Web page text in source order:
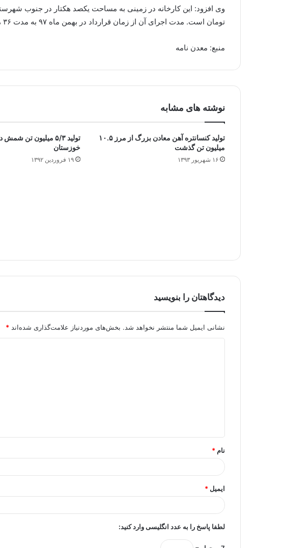
تومان است. مدت اجرای آن از زمان قرارداد در بهمن ماه ۹۷ به مدت ۳۶ ماه برآورد شده است.
منبع: معدن نامه
نوشته های مشابه
تولید کنسانتره آهن معادن بزرگ از مرز ۱۰.۵
میلیون تن گذشت
۱۶ شهریور ۱۳۹۳
تولید ۵/۳ میلیون تن
خوزستان
۱۹ فروردین ۱۳۹۲
دیدگاهتان را بنویسید
نشانی ایمیل شما منتشر نخواهد شد. بخش‌های موردنیاز علامت‌گذاری شده‌اند *
*
نام *
ایمیل *
لطفا پاسخ را به عدد انگلیسی وارد کنید: